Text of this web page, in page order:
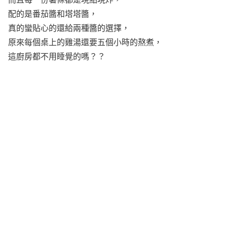
配的是番茄醬和塔塔醬，
真的蠻貼心的還給兩種醬的選擇，
原來每個桌上的雞湯還要五個小時的熬煮，
這廚房都不用睡覺的嗎？？